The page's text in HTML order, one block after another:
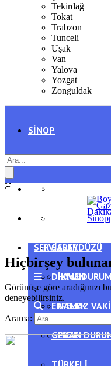
Tekirdağ
Tokat
Trabzon
Tunceli
Uşak
Van
Yalova
Yozgat
Zonguldak
SINOP
AYANCIK
SARAYDÜZÜ
DIKMEN
ERFELEK
GERZE
GENEL
SPOR
SERVISLER
HAVA
NAMAZ
PUAN
Hiçbirşey
Görünüşe göre aradığınızı
deneyebilirsiniz.
Arama: